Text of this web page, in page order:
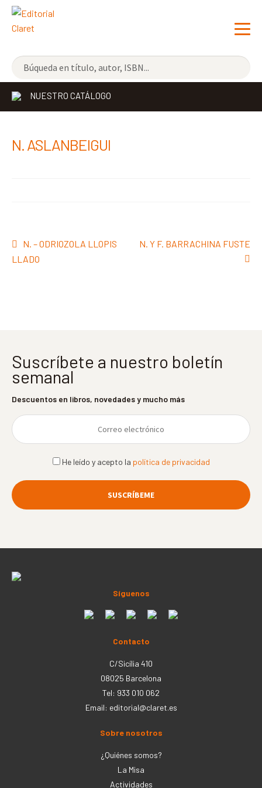
NOVEDADES
LOS MÁS VENDIDOS
NUESTRO CATÁLOGO
N. ASLANBEIGUI
Navegación
de
Anterior:
N. – ODRIOZOLA LLOPIS
LLADO
Siguiente:
N. Y F. BARRACHINA FUSTE
Suscríbete a nuestro boletín
semanal
Descuentos en libros, novedades y mucho más
He leído y acepto la política de privacidad
Síguenos
Contacto
C/Sicília 410
08025 Barcelona
Tel: 933 010 062
Email: editorial@claret.es
Sobre nosotros
¿Quiénes somos?
La Misa
Actividades